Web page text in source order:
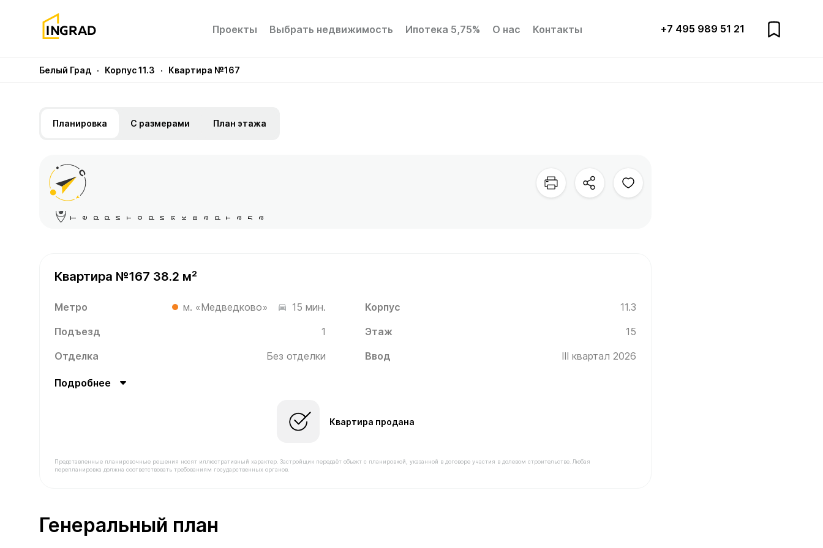
Проекты Выбрать недвижимость Ипотека 5,75% О нас Контакты +7 495 989 51 21
Белый Град · Корпус 11.3 · Квартира №167
Планировка С размерами План этажа
Территория квартала
Квартира №167 38.2 м²
Метро м. «Медведково» 15 мин. Корпус 11.3
Подъезд 1 Этаж
15
Отделка
Без отделки Ввод III квартал 2026
Подробнее
Квартира продана
Представленные планировочные решения носят иллюстративный характер. Застройщик передаёт объект с планировкой, указанной в договоре участия в долевом строительстве. Любая
перепланировка должна соответствовать требованиям государственных органов.
Генеральный план